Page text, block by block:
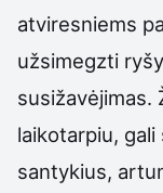
atviresniems
užsimegzti
susižavėjimas.
laikotarpiu,
santykius,